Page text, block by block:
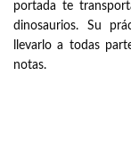
portada te
dinosaurios. Su
llevarlo a todas
notas.